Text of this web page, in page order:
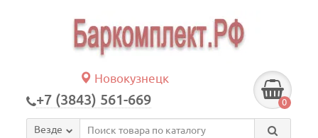
Новокузнецк
+7 (3843) 561-669 0
Везде